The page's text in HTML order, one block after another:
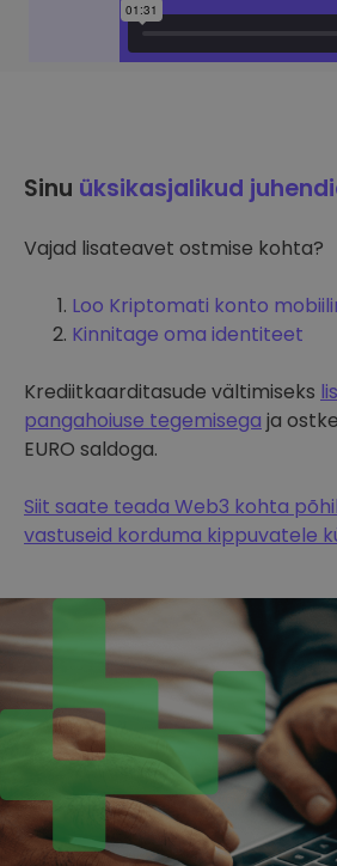
Sinu üksikasjalikud
Vajad lisateavet ostmise kohta?
Loo Kriptomati konto
Kinnitage oma identiteet
Krediitkaarditasude vältimiseks
pangahoiuse tegemisega ja
EURO saldoga.
Siit saate teada Web3 kohta
vastuseid korduma kippuvatele